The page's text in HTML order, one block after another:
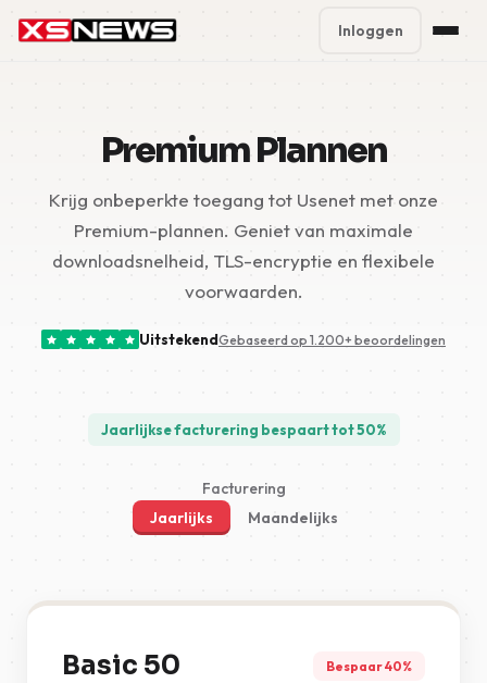
Block Accounts
Support
Contact
Inloggen
Premium Plannen
Krijg onbeperkte toegang tot Usenet met onze
Premium-plannen. Geniet van maximale
downloadsnelheid, TLS-encryptie en flexibele
voorwaarden.
UitstekendGebaseerd op 1.200+ beoordelingen
Jaarlijkse facturering bespaart tot 50%
Facturering
Jaarlijks
Maandelijks
Basic 50 Bespaar 40%